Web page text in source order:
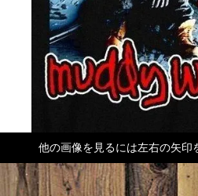
他の画像を見るには左右の矢印